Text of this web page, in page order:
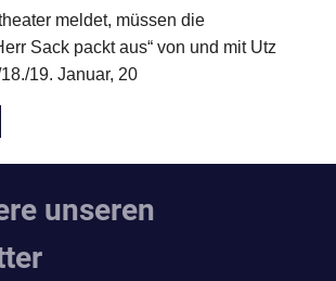
meldet, müssen die
Sack packt aus“ von und mit Utz
19. Januar, 20
unseren